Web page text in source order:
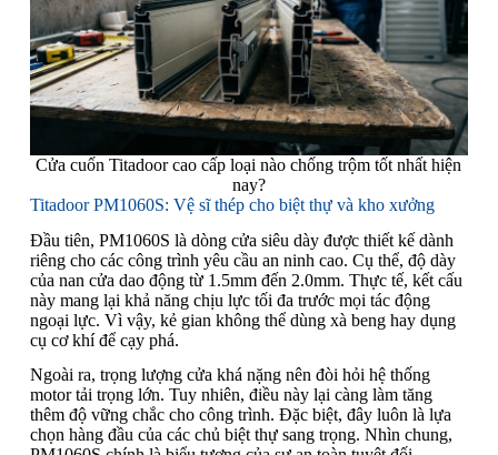
Cửa cuốn Titadoor cao cấp loại nào chống trộm tốt nhất hiện
nay?
Titadoor PM1060S: Vệ sĩ thép cho biệt thự và kho xưởng
Đầu tiên, PM1060S là dòng cửa siêu dày được thiết kế dành
riêng cho các công trình yêu cầu an ninh cao. Cụ thể, độ dày
của nan cửa dao động từ 1.5mm đến 2.0mm. Thực tế, kết cấu
này mang lại khả năng chịu lực tối đa trước mọi tác động
ngoại lực. Vì vậy, kẻ gian không thể dùng xà beng hay dụng
cụ cơ khí để cạy phá.
Ngoài ra, trọng lượng cửa khá nặng nên đòi hỏi hệ thống
motor tải trọng lớn. Tuy nhiên, điều này lại càng làm tăng
thêm độ vững chắc cho công trình. Đặc biệt, đây luôn là lựa
chọn hàng đầu của các chủ biệt thự sang trọng. Nhìn chung,